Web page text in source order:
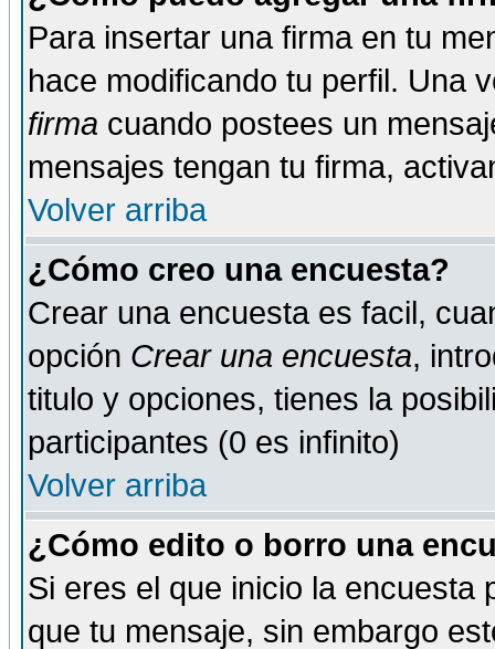
Para insertar una firma en tu
hace modificando tu perfil. Una
firma cuando postees un
mensajes tengan tu firma,
Volver arriba
¿Cómo creo una encuesta?
Crear una encuesta es facil,
opción Crear una encuesta,
titulo y opciones, tienes la
participantes (0 es infinito)
Volver arriba
¿Cómo edito o borro una
Si eres el que inicio la encuesta
que tu mensaje, sin embargo